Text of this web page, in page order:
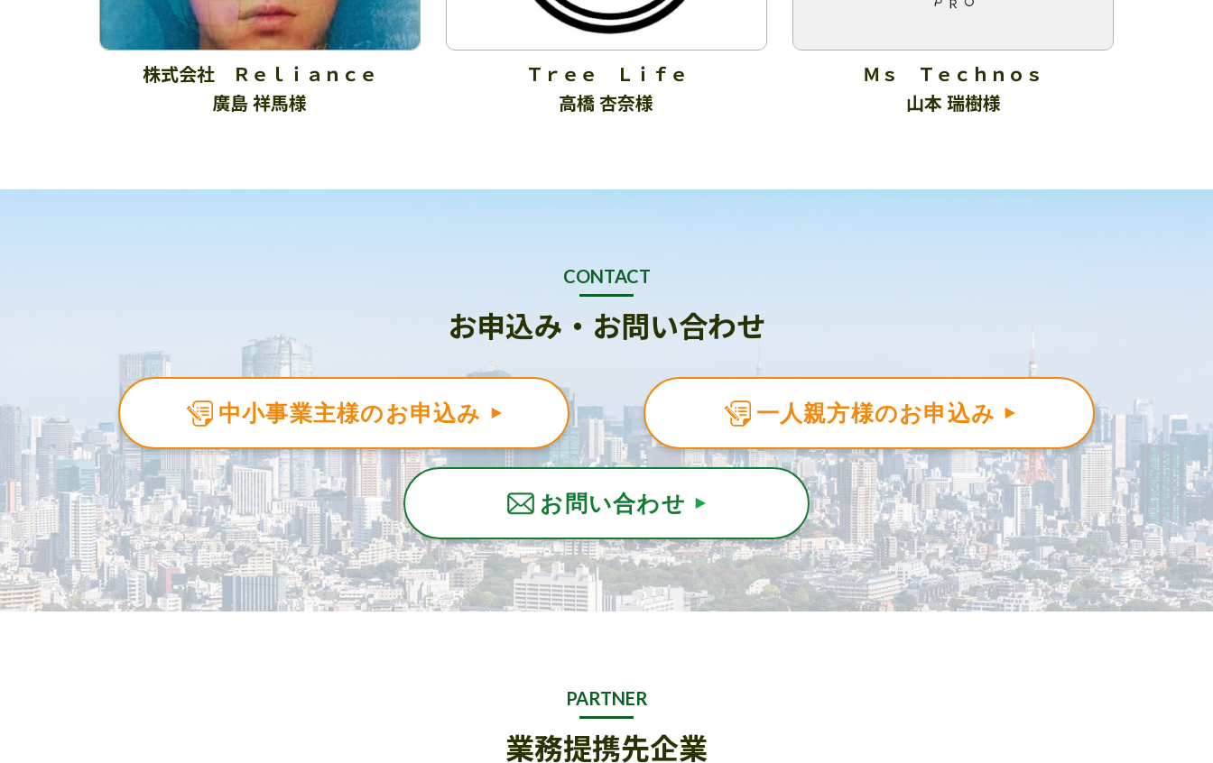
株式会社 Ｒｅｌｉａｎｃｅ
廣島 祥馬様
Ｔｒｅｅ Ｌｉｆｅ
高橋 杏奈様
Ｍｓ Ｔｅｃｈｎｏｓ
山本 瑞樹様
CONTACT
お申込み・お問い合わせ
中小事業主様のお申込み 一人親方様のお申込み
お問い合わせ
PARTNER
業務提携先企業